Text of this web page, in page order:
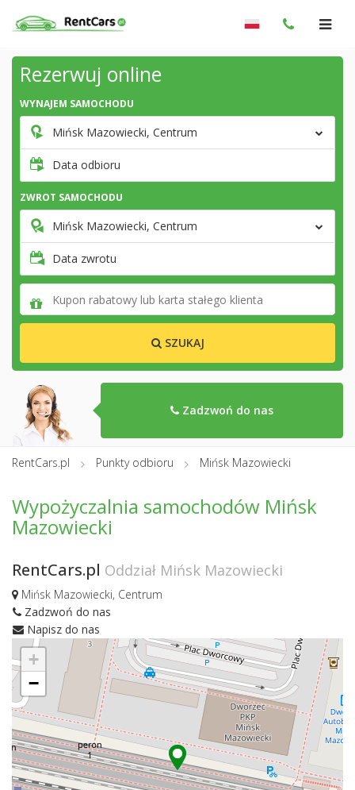
Rezerwuj online
WYNAJEM SAMOCHODU
Mińsk Mazowiecki, Centrum
Data odbioru
ZWROT SAMOCHODU
Mińsk Mazowiecki, Centrum
Data zwrotu
SZUKAJ
Zadzwoń do nas
RentCars.pl Punkty odbioru Mińsk Mazowiecki
Wypożyczalnia samochodów Mińsk
Mazowiecki
RentCars.pl Oddział Mińsk Mazowiecki
Mińsk Mazowiecki, Centrum
Zadzwoń do nas
Napisz do nas
+
−